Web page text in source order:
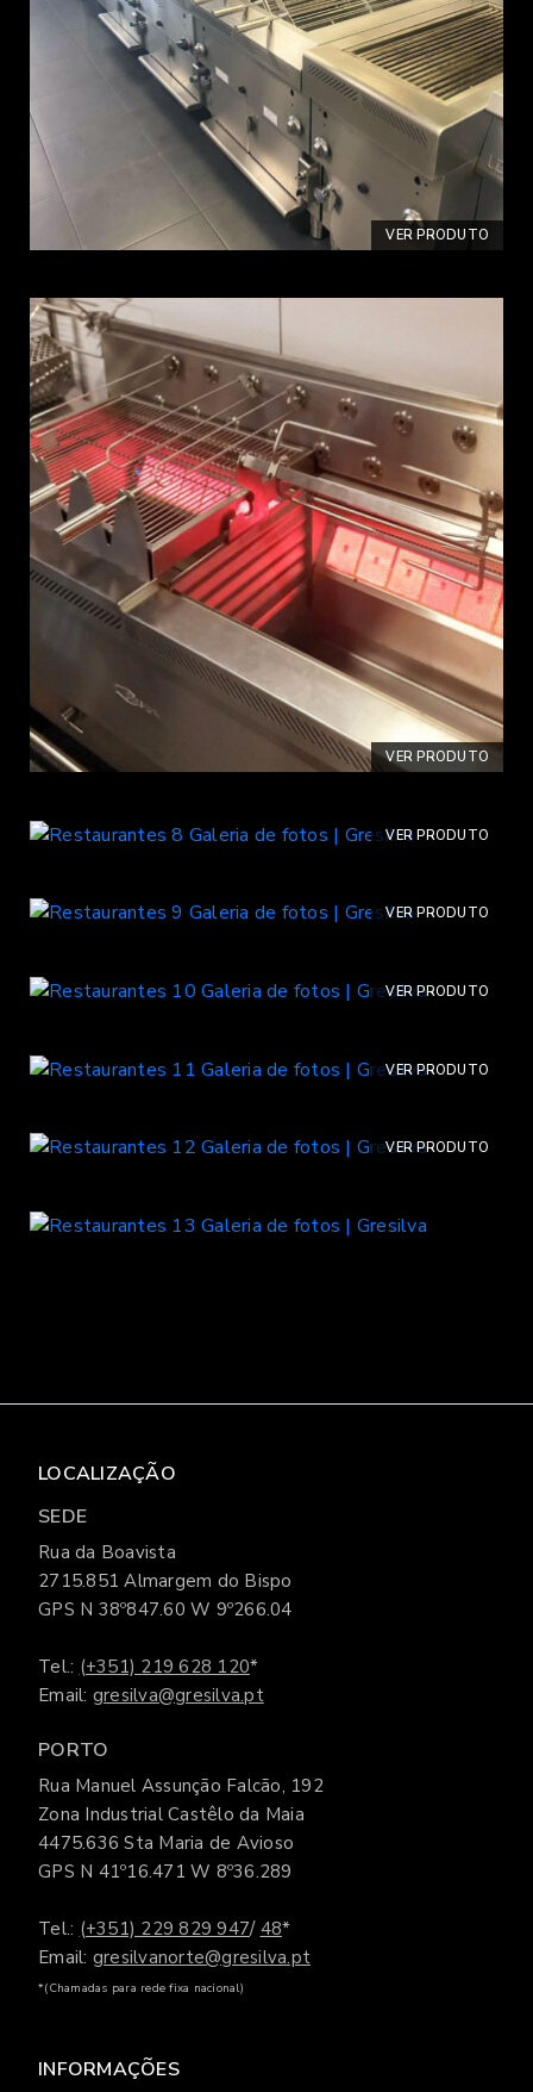
VER PRODUTO
VER PRODUTO
VER PRODUTO
VER PRODUTO
VER PRODUTO
VER PRODUTO
VER PRODUTO
LOCALIZAÇÃO
SEDE
Rua da Boavista
2715.851 Almargem do Bispo
GPS N 38º847.60 W 9º266.04
Tel.: (+351) 219 628 120*
Email: gresilva@gresilva.pt
PORTO
Rua Manuel Assunção Falcão, 192
Zona Industrial Castêlo da Maia
4475.636 Sta Maria de Avioso
GPS N 41º16.471 W 8º36.289
Tel.: (+351) 229 829 947/ 48*
Email: gresilvanorte@gresilva.pt
*(Chamadas para rede fixa nacional)
INFORMAÇÕES